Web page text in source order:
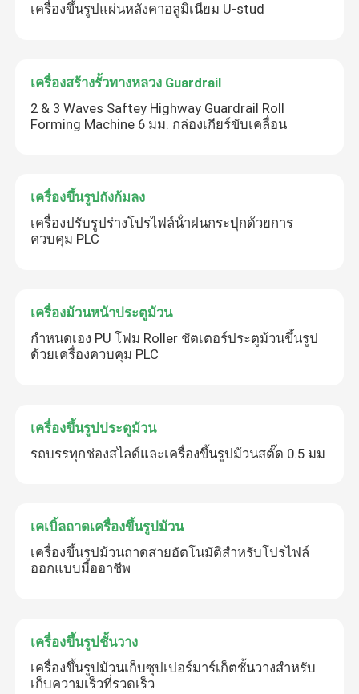
เครื่องขึ้นรูปแผ่นหลังคาอลูมิเนียม U-stud
เครื่องสร้างรั้วทางหลวง Guardrail
2 & 3 Waves Saftey Highway Guardrail Roll
Forming Machine 6 มม. กล่องเกียร์ขับเคลื่อน
เครื่องขึ้นรูปถังก้มลง
เครื่องปรับรูปร่างโปรไฟล์น้ําฝนกระปุกด้วยการ
ควบคุม PLC
เครื่องม้วนหน้าประตูม้วน
กำหนดเอง PU โฟม Roller ชัตเตอร์ประตูม้วนขึ้นรูป
ด้วยเครื่องควบคุม PLC
เครื่องขึ้นรูปประตูม้วน
รถบรรทุกช่องสไลด์และเครื่องขึ้นรูปม้วนสตั๊ด 0.5 มม
เคเบิ้ลถาดเครื่องขึ้นรูปม้วน
เครื่องขึ้นรูปม้วนถาดสายอัตโนมัติสำหรับโปรไฟล์
ออกแบบมืออาชีพ
เครื่องขึ้นรูปชั้นวาง
เครื่องขึ้นรูปม้วนเก็บซุปเปอร์มาร์เก็ตชั้นวางสำหรับ
เก็บความเร็วที่รวดเร็ว